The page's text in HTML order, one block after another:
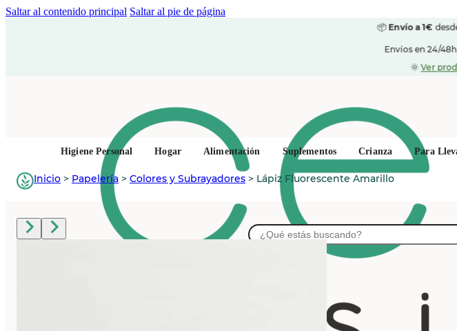
Saltar al contenido principal Saltar al pie de página
📦Envío a 1€
Envíos en 24/
🌞Ver
Buscar
Higiene Personal Hogar Alimentación Suplementos Crianza Para
Inicio > Papelería > Colores y Subrayadores > Lápiz Fluorescente Amarillo